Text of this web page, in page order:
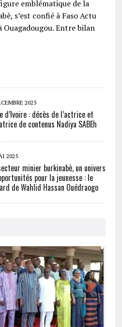
emblématique de la
s’est confié à Faso Actu
Ouagadougou. Entre bilan
2025
d’Ivoire : décès de l’actrice et
de contenus Nadiya SABEh
2025
minier burkinabè, un univers
pour la jeunesse : le
de Wahlid Hassan Ouédraogo